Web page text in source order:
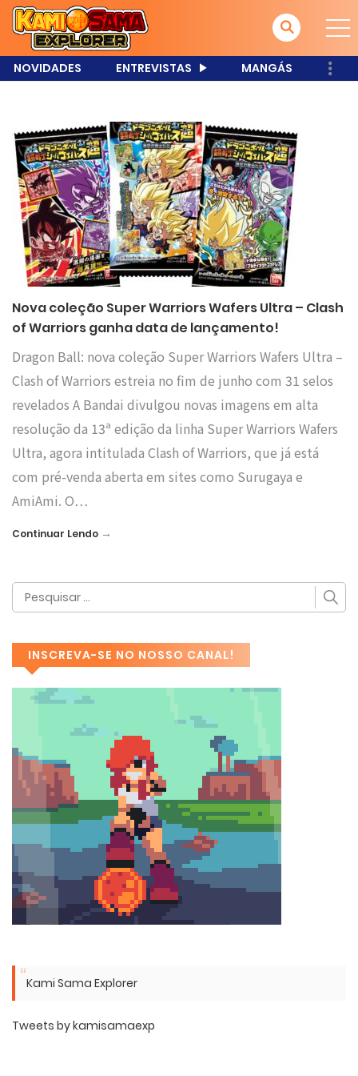
NOVIDADES ENTREVISTAS MANGÁS
Nova coleção Super Warriors Wafers Ultra – Clash
of Warriors ganha data de lançamento!
Dragon Ball: nova coleção Super Warriors Wafers Ultra –
Clash of Warriors estreia no fim de junho com 31 selos
revelados A Bandai divulgou novas imagens em alta
resolução da 13ª edição da linha Super Warriors Wafers
Ultra, agora intitulada Clash of Warriors, que já está
com pré-venda aberta em sites como Surugaya e
AmiAmi. O…
Continuar Lendo →
INSCREVA-SE NO NOSSO CANAL!
Kami Sama Explorer
Tweets by kamisamaexp